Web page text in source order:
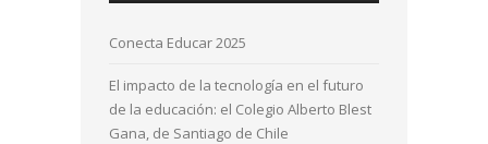
Conecta Educar 2025
El impacto de la tecnología en el futuro
de la educación: el Colegio Alberto Blest
Gana, de Santiago de Chile